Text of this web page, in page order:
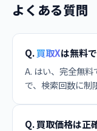
よくある質問
Q.買取Xは無料
A. はい、完全無
で、検索回数に制
Q. 買取価格は正